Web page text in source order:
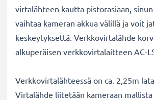
virtalähteen kautta pistorasiaan,
vaihtaa kameran akkua välillä ja voit
keskeytyksettä. Verkkovirtalähde
alkuperäisen verkkovirtalaitteen AC-
Verkkovirtalähteessä on ca. 2,25m
Virtalähde liitetään kameraan